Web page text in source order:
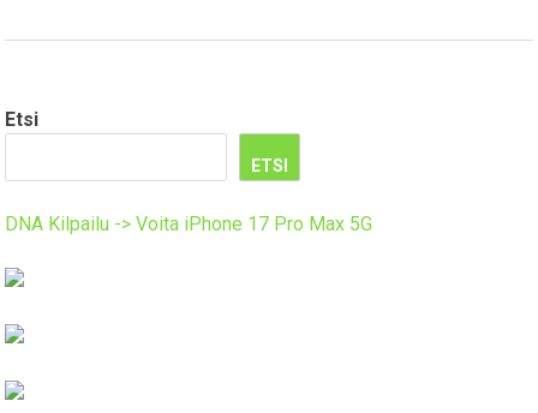
Etsi
ETSI
DNA Kilpailu -> Voita iPhone 17 Pro Max 5G